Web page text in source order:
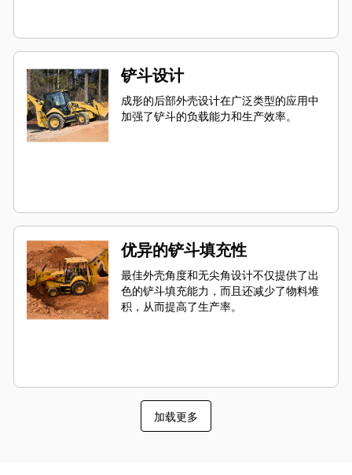
铲斗设计
成形的后部外壳设计在广泛类型的应用中
加强了铲斗的负载能力和生产效率。
优异的铲斗填充性
最佳外壳角度和无尖角设计不仅提供了出
色的铲斗填充能力，而且还减少了物料堆
积，从而提高了生产率。
加载更多